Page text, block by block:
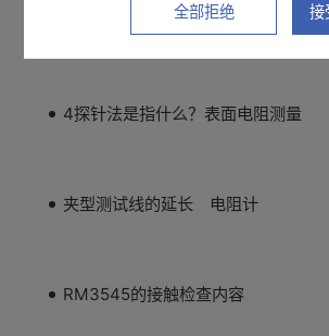
符合JIS K 7194标准的表面电阻测
4探针法是指什么？表面电阻测量
夹型测试线的延长 电阻计
RM3545的接触检查内容
全部拒绝 接